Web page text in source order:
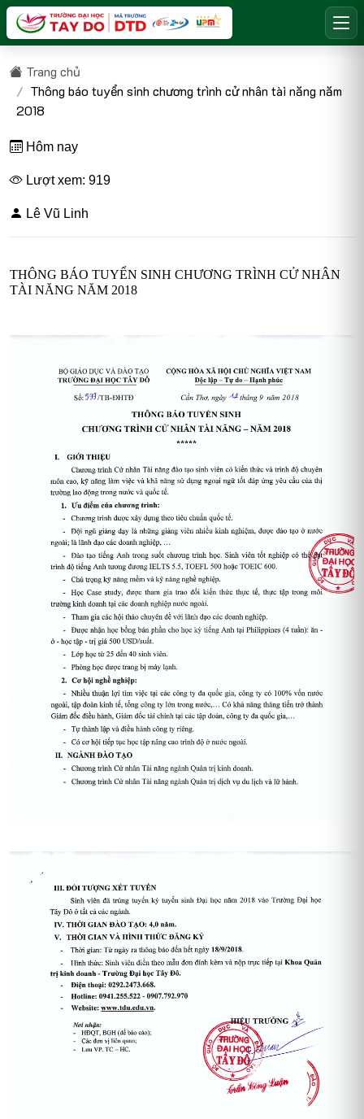
Trang chủ
Thông báo tuyển sinh chương trình cử nhân tài năng năm
2018
Hôm nay
Lượt xem: 919
Lê Vũ Linh
THÔNG BÁO TUYỂN SINH CHƯƠNG TRÌNH CỬ NHÂN
TÀI NĂNG NĂM 2018